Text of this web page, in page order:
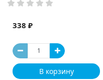
338 ₽
В корзину